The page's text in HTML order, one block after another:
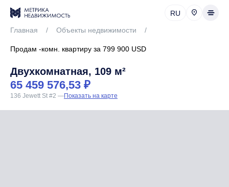
RU
Главная / Объекты недвижимости /
Продам -комн. квартиру за 799 900 USD
Двухкомнатная, 109 м²
65 459 576,53 ₽
136 Jewett St #2 —Показать на карте